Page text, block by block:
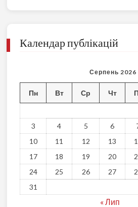
Календар публікацій
Серпень 2026
Пн Вт Ср Чт
3
4 5 6
10
11 12 13
17
18 19 20
24
25 26 27
31
« Лип